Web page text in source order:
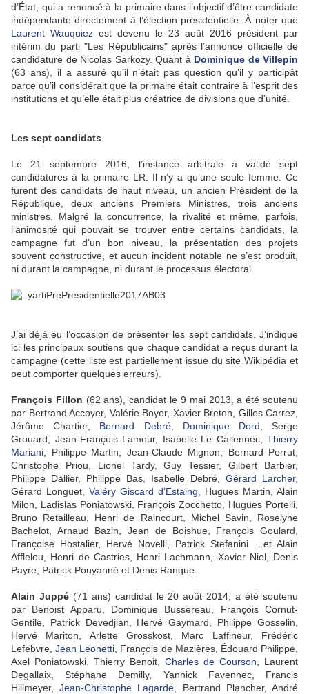
d’État, qui a renoncé à la primaire dans l’objectif d’être candidate
indépendante directement à l’élection présidentielle. À noter que
Laurent Wauquiez est devenu le 23 août 2016 président par
intérim du parti "Les Républicains" après l’annonce officielle de
candidature de Nicolas Sarkozy. Quant à Dominique de Villepin
(63 ans), il a assuré qu’il n’était pas question qu’il y participât
parce qu’il considérait que la primaire était contraire à l’esprit des
institutions et qu’elle était plus créatrice de divisions que d’unité.
Les sept candidats
Le 21 septembre 2016, l’instance arbitrale a validé sept
candidatures à la primaire LR. Il n’y a qu’une seule femme. Ce
furent des candidats de haut niveau, un ancien Président de la
République, deux anciens Premiers Ministres, trois anciens
ministres. Malgré la concurrence, la rivalité et même, parfois,
l’animosité qui pouvait se trouver entre certains candidats, la
campagne fut d’un bon niveau, la présentation des projets
souvent constructive, et aucun incident notable ne s’est produit,
ni durant la campagne, ni durant le processus électoral.
J’ai déjà eu l’occasion de présenter les sept candidats. J’indique
ici les principaux soutiens que chaque candidat a reçus durant la
campagne (cette liste est partiellement issue du site Wikipédia et
peut comporter quelques erreurs).
François Fillon (62 ans), candidat le 9 mai 2013, a été soutenu
par Bertrand Accoyer, Valérie Boyer, Xavier Breton, Gilles Carrez,
Jérôme Chartier, Bernard Debré, Dominique Dord , Serge
Grouard, Jean-François Lamour, Isabelle Le Callennec, Thierry
Mariani , Philippe Martin, Jean-Claude Mignon, Bernard Perrut,
Christophe Priou, Lionel Tardy, Guy Tessier, Gilbert Barbier,
Philippe Dallier, Philippe Bas, Isabelle Debré, Gérard Larcher,
Gérard Longuet, Valéry Giscard d’Estaing , Hugues Martin, Alain
Milon, Ladislas Poniatowski, François Zocchetto, Hugues Portelli,
Bruno Retailleau, Henri de Raincourt, Michel Savin, Roselyne
Bachelot, Arnaud Bazin, Jean de Boishue, François Goulard,
Françoise Hostalier, Hervé Novelli, Patrick Stefanini …et Alain
Afflelou, Henri de Castries, Henri Lachmann, Xavier Niel, Denis
Payre, Patrick Pouyanné et Denis Ranque.
Alain Juppé(71 ans) candidat le 20 août 2014, a été soutenu
par Benoist Apparu, Dominique Bussereau, François Cornut-
Gentile, Patrick Devedjian, Hervé Gaymard, Philippe Gosselin,
Hervé Mariton, Arlette Grosskost, Marc Laffineur, Frédéric
Lefebvre,Jean Leonetti , François de Mazières, Édouard Philippe,
Axel Poniatowski, Thierry Benoit, Charles de Courson , Laurent
Degallaix, Stéphane Demilly, Yannick Favennec, Francis
Hillmeyer,Jean-Christophe Lagarde , Bertrand Plancher, André